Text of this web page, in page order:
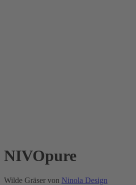
NIVOpure
Wilde Gräser von Ninola Design